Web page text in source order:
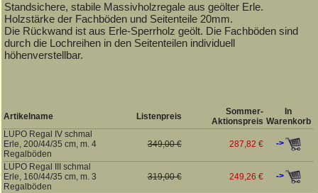
Standsichere, stabile Massivholzregale aus geölter Erle.
Holzstärke der Fachböden und Seitenteile 20mm.
Die Rückwand ist aus Erle-Sperrholz geölt. Die Fachböden sind
durch die Lochreihen in den Seitenteilen individuell
höhenverstellbar.
Artikelname Listenpreis
Sommer-
Aktionspreis
In
Warenkorb
LUPO Regal IV schmal
Erle, 200/44/35 cm, m. 4
Regalböden
349,00 € 287,82 € ->
LUPO Regal III schmal
Erle, 160/44/35 cm, m. 3
Regalböden
319,00 € 249,26 € ->